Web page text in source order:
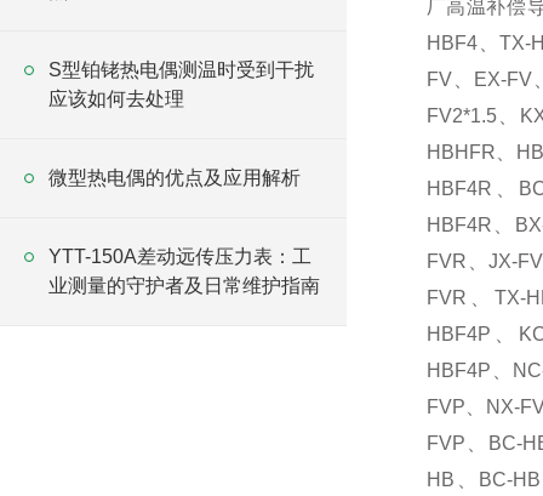
S型铂铑热电偶测温时受到干扰
应该如何去处理
微型热电偶的优点及应用解析
YTT-150A差动远传压力表：工
业测量的守护者及日常维护指南
厂高温补偿
HBF4、TX-
FV、EX-FV
FV2*1.5、
HBHFR、
HBF4R、
HBF4R、
FVR、JX-
FVR、TX-
HBF4P、
HBF4P、
FVP、NX-
FVP、BC-
HB、BC-